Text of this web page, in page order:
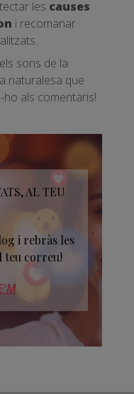
les causes
i recomanar
sons de la
naturalesa que
ho als comentaris!
AL TEU
i rebràs les
teu correu!